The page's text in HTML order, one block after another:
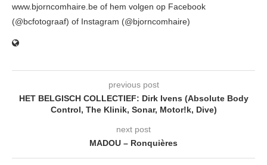
www.bjorncomhaire.be of hem volgen op Facebook
(@bcfotograaf) of Instagram (@bjorncomhaire)
previous post
HET BELGISCH COLLECTIEF: Dirk Ivens (Absolute Body
Control, The Klinik, Sonar, Motor!k, Dive)
next post
MADOU – Ronquières